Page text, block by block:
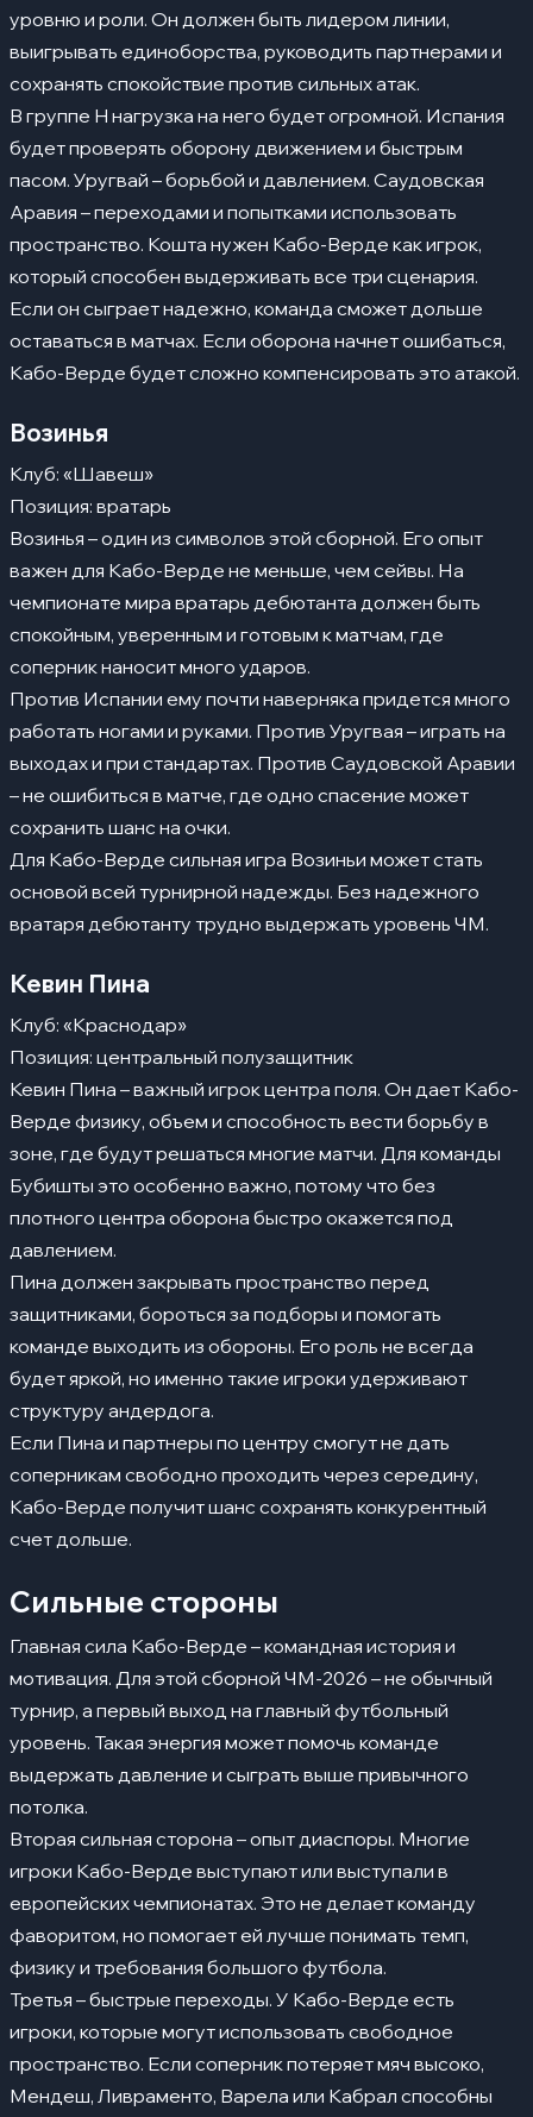
уровню и роли. Он должен быть лидером линии,
выигрывать единоборства, руководить партнерами и
сохранять спокойствие против сильных атак.
В группе H нагрузка на него будет огромной. Испания
будет проверять оборону движением и быстрым
пасом. Уругвай – борьбой и давлением. Саудовская
Аравия – переходами и попытками использовать
пространство. Кошта нужен Кабо-Верде как игрок,
который способен выдерживать все три сценария.
Если он сыграет надежно, команда сможет дольше
оставаться в матчах. Если оборона начнет ошибаться,
Кабо-Верде будет сложно компенсировать это атакой.
Возинья
Клуб: «Шавеш»
Позиция: вратарь
Возинья – один из символов этой сборной. Его опыт
важен для Кабо-Верде не меньше, чем сейвы. На
чемпионате мира вратарь дебютанта должен быть
спокойным, уверенным и готовым к матчам, где
соперник наносит много ударов.
Против Испании ему почти наверняка придется много
работать ногами и руками. Против Уругвая – играть на
выходах и при стандартах. Против Саудовской Аравии
– не ошибиться в матче, где одно спасение может
сохранить шанс на очки.
Для Кабо-Верде сильная игра Возиньи может стать
основой всей турнирной надежды. Без надежного
вратаря дебютанту трудно выдержать уровень ЧМ.
Кевин Пина
Клуб: «Краснодар»
Позиция: центральный полузащитник
Кевин Пина – важный игрок центра поля. Он дает Кабо-
Верде физику, объем и способность вести борьбу в
зоне, где будут решаться многие матчи. Для команды
Бубишты это особенно важно, потому что без
плотного центра оборона быстро окажется под
давлением.
Пина должен закрывать пространство перед
защитниками, бороться за подборы и помогать
команде выходить из обороны. Его роль не всегда
будет яркой, но именно такие игроки удерживают
структуру андердога.
Если Пина и партнеры по центру смогут не дать
соперникам свободно проходить через середину,
Кабо-Верде получит шанс сохранять конкурентный
счет дольше.
Сильные стороны
Главная сила Кабо-Верде – командная история и
мотивация. Для этой сборной ЧМ-2026 – не обычный
турнир, а первый выход на главный футбольный
уровень. Такая энергия может помочь команде
выдержать давление и сыграть выше привычного
потолка.
Вторая сильная сторона – опыт диаспоры. Многие
игроки Кабо-Верде выступают или выступали в
европейских чемпионатах. Это не делает команду
фаворитом, но помогает ей лучше понимать темп,
физику и требования большого футбола.
Третья – быстрые переходы. У Кабо-Верде есть
игроки, которые могут использовать свободное
пространство. Если соперник потеряет мяч высоко,
Мендеш, Ливраменто, Варела или Кабрал способны